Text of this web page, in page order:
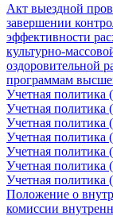
Акт выездной
завершении
эффективности
культурно-
оздоровительной
программам
Учетная политика
Учетная политика
Учетная политика
Учетная политика
Учетная политика
Учетная политика
Учетная политика
Положение о
комиссии